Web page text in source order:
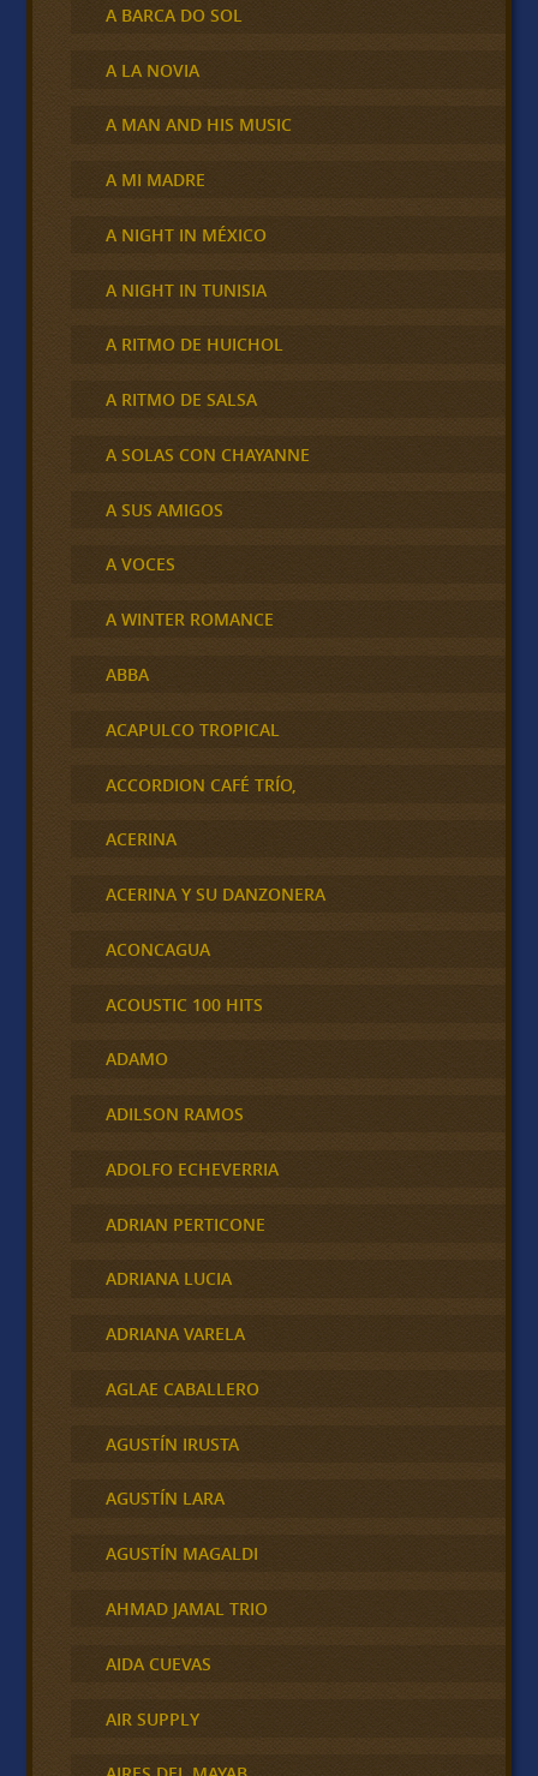
A BARCA DO SOL
A LA NOVIA
A MAN AND HIS MUSIC
A MI MADRE
A NIGHT IN MÉXICO
A NIGHT IN TUNISIA
A RITMO DE HUICHOL
A RITMO DE SALSA
A SOLAS CON CHAYANNE
A SUS AMIGOS
A VOCES
A WINTER ROMANCE
ABBA
ACAPULCO TROPICAL
ACCORDION CAFÉ TRÍO,
ACERINA
ACERINA Y SU DANZONERA
ACONCAGUA
ACOUSTIC 100 HITS
ADAMO
ADILSON RAMOS
ADOLFO ECHEVERRIA
ADRIAN PERTICONE
ADRIANA LUCIA
ADRIANA VARELA
AGLAE CABALLERO
AGUSTÍN IRUSTA
AGUSTÍN LARA
AGUSTÍN MAGALDI
AHMAD JAMAL TRIO
AIDA CUEVAS
AIR SUPPLY